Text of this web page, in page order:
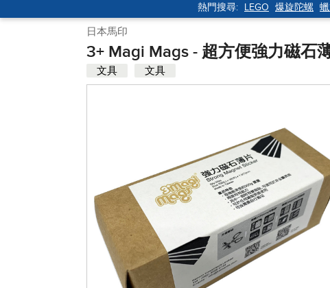
熱門搜尋: LEGO 爆旋陀螺
日本馬印
3+ Magi Mags - 超方便強力磁石
文具 文具